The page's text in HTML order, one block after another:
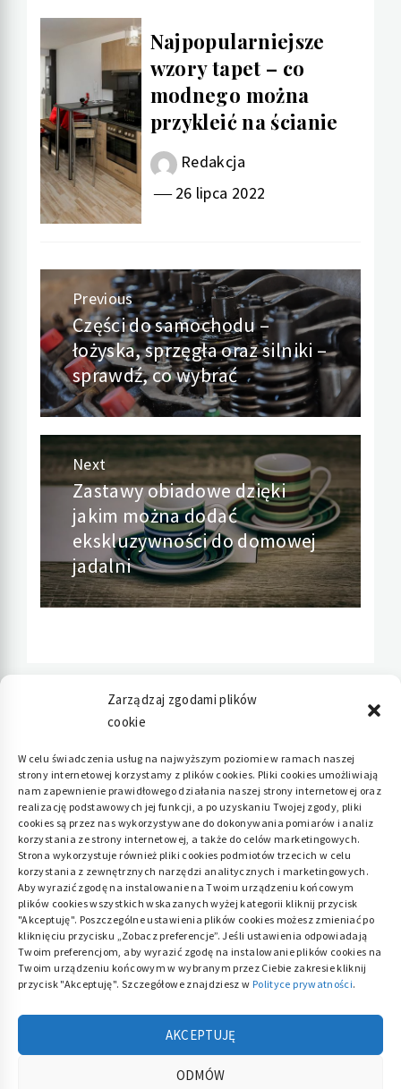
Zarządzaj zgodami plików
cookie
W celu świadczenia usług na najwyższym poziomie w ramach naszej
strony internetowej korzystamy z plików cookies. Pliki cookies umożliwiają
nam zapewnienie prawidłowego działania naszej strony internetowej oraz
realizację podstawowych jej funkcji, a po uzyskaniu Twojej zgody, pliki
cookies są przez nas wykorzystywane do dokonywania pomiarów i analiz
korzystania ze strony internetowej, a także do celów marketingowych.
Strona wykorzystuje również pliki cookies podmiotów trzecich w celu
korzystania z zewnętrznych narzędzi analitycznych i marketingowych.
Aby wyrazić zgodę na instalowanie na Twoim urządzeniu końcowym
plików cookies wszystkich wskazanych wyżej kategorii kliknij przycisk
"Akceptuję". Poszczególne ustawienia plików cookies możesz zmieniać po
kliknięciu przycisku „Zobacz preferencje”. Jeśli ustawienia odpowiadają
Twoim preferencjom, aby wyrazić zgodę na instalowanie plików cookies na
Twoim urządzeniu końcowym w wybranym przez Ciebie zakresie kliknij
przycisk "Akceptuję". Szczegółowe znajdziesz w Polityce prywatności.
AKCEPTUJĘ
ODMÓW
Najpopularniejsze
wzory tapet – co
modnego można
przykleić na ścianie
Redakcja
26 lipca 2022
Nawigacja
wpisu
Previous
Previous
post:
Części do samochodu –
łożyska, sprzęgła oraz silniki –
sprawdź, co wybrać
Next
Next
post:
Zastawy obiadowe dzięki
jakim można dodać
ekskluzywności do domowej
jadalni
Polityka plików cookies (EU)|Polityka
prywatności
ACE DOM
Dla twojego domu i ogrodu